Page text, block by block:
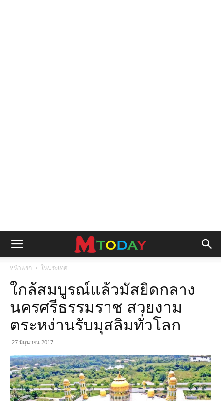
หน้าแรก ในประเทศ
ใกล้สมบูรณ์แล้วมัสยิดกลาง
นครศรีธรรมราช สวยงาม
ตระหง่านรับมุสลิมทั่วโลก
27 มิถุนายน 2017